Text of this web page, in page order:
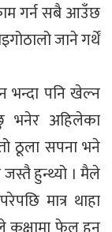
गर्न सबै आउँछ
जाने गर्थें
भन्दा पनि खेल्न
भनेर अहिलेका
ठूला सपना भने
हुन्थ्यो । मैले
मात्र थाहा